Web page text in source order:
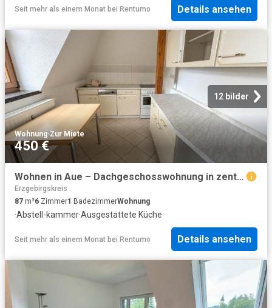
Seit mehr als einem Monat bei Rentumo Details ansehen
12 bilder
Wohnung·Zur Miete
450 €
Wohnen in Aue – Dachgeschosswohnung in zentraler Lage zu vermieten
Erzgebirgskreis
87 m²6 Zimmer1 BadezimmerWohnung
·Abstell-kammer·Ausgestattete Küche
Seit mehr als einem Monat bei Rentumo Details ansehen